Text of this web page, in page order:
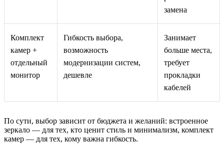
замена
Комплект
камер +
отдельный
монитор
Гибкость выбора,
возможность
модернизации систем,
дешевле
Занимает
больше места,
требует
прокладки
кабелей
По сути, выбор зависит от бюджета и желаний: встроенное
зеркало — для тех, кто ценит стиль и минимализм, комплект
камер — для тех, кому важна гибкость.